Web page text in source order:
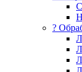
?